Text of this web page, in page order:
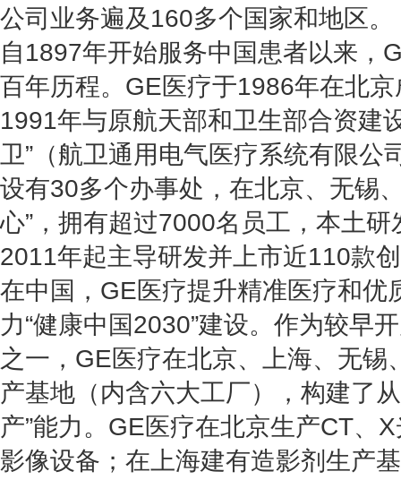
公司业务遍及160多个国家和地区。
自1897年开始服务中国患者以来，
百年历程。GE医疗于1986年在北
1991年与原航天部和卫生部合资建
卫”（航卫通用电气医疗系统有限公
设有30多个办事处，在北京、无锡
心”，拥有超过7000名员工，本土
2011年起主导研发并上市近110款
在中国，GE医疗提升精准医疗和优
力“健康中国2030”建设。作为较早
之一，GE医疗在北京、上海、无锡
产基地（内含六大工厂），构建了
产”能力。GE医疗在北京生产CT、
影像设备；在上海建有造影剂生产